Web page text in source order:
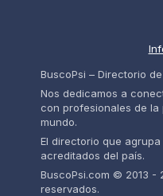
BuscoPsi – Directorio
Nos dedicamos a
con profesionales de la
mundo.
El directorio que
acreditados del país.
BuscoPsi.com © 2013 -
reservados.